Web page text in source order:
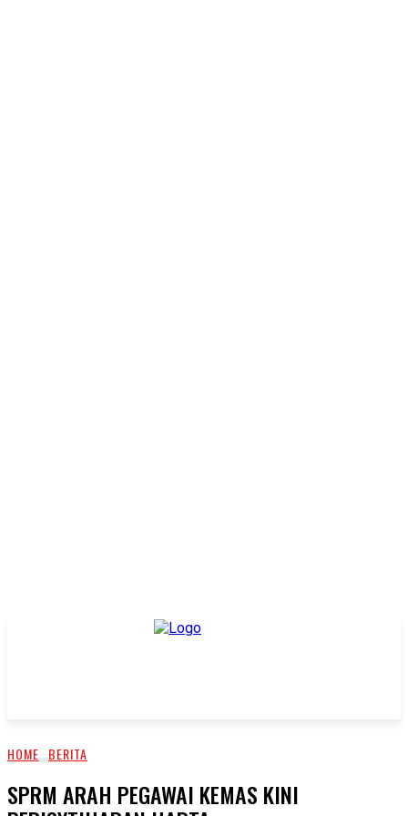
HOME BERITA
SPRM ARAH PEGAWAI KEMAS KINI